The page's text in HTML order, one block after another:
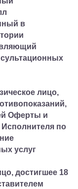
в
лицо,
Оферты и
по
услуг
достигшее 18